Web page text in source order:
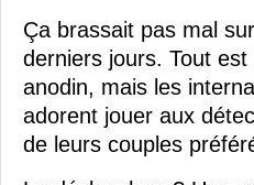
Ça brassait pas mal
derniers jours. Tout est
anodin, mais les
adorent jouer aux
de leurs couples